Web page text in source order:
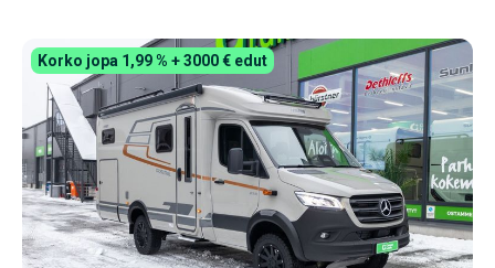
Korko jopa 1,99 % + 3000 € edut